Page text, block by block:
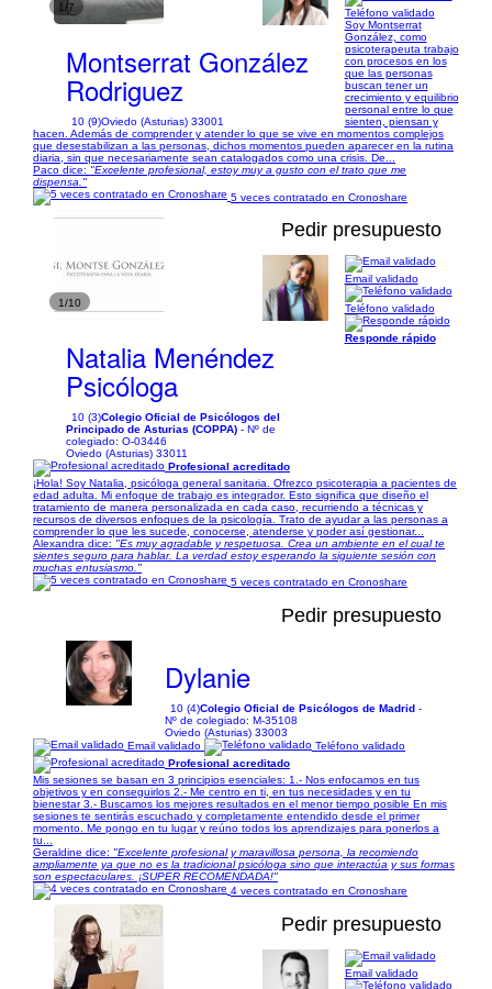
1/7
Montserrat González
Rodriguez
10 (9)Oviedo (Asturias) 33001
Teléfono validado
Soy Montserrat
González, como
psicoterapeuta trabajo
con procesos en los
que las personas
buscan tener un
crecimiento y equilibrio
personal entre lo que
sienten, piensan y
hacen. Además de comprender y atender lo que se vive en momentos complejos
que desestabilizan a las personas, dichos momentos pueden aparecer en la rutina
diaria, sin que necesariamente sean catalogados como una crisis. De...
Paco dice: "Excelente profesional, estoy muy a gusto con el trato que me
dispensa."
5 veces contratado en Cronoshare
1/10
Pedir presupuesto
Natalia Menéndez
Psicóloga
10 (3)Colegio Oficial de Psicólogos del
Principado de Asturias (COPPA) - Nº de
colegiado: O-03446
Oviedo (Asturias) 33011
Email validado
Teléfono validado
Responde rápido
Profesional acreditado
¡Hola! Soy Natalia, psicóloga general sanitaria. Ofrezco psicoterapia a pacientes de
edad adulta. Mi enfoque de trabajo es integrador. Esto significa que diseño el
tratamiento de manera personalizada en cada caso, recurriendo a técnicas y
recursos de diversos enfoques de la psicología. Trato de ayudar a las personas a
comprender lo que les sucede, conocerse, atenderse y poder así gestionar...
Alexandra dice: "Es muy agradable y respetuosa. Crea un ambiente en el cual te
sientes seguro para hablar. La verdad estoy esperando la siguiente sesión con
muchas entusiasmo."
5 veces contratado en Cronoshare
Pedir presupuesto
Dylanie
10 (4)Colegio Oficial de Psicólogos de Madrid-
Nº de colegiado: M-35108
Oviedo (Asturias) 33003
Email validado
Teléfono validado
Profesional acreditado
Mis sesiones se basan en 3 principios esenciales: 1.- Nos enfocamos en tus
objetivos y en conseguirlos 2.- Me centro en ti, en tus necesidades y en tu
bienestar 3.- Buscamos los mejores resultados en el menor tiempo posible En mis
sesiones te sentirás escuchado y completamente entendido desde el primer
momento. Me pongo en tu lugar y reúno todos los aprendizajes para ponerlos a
tu...
Geraldine dice: "Excelente profesional y maravillosa persona, la recomiendo
ampliamente ya que no es la tradicional psicóloga sino que interactúa y sus formas
son espectaculares. ¡SUPER RECOMENDADA!"
4 veces contratado en Cronoshare
Pedir presupuesto
Email validado